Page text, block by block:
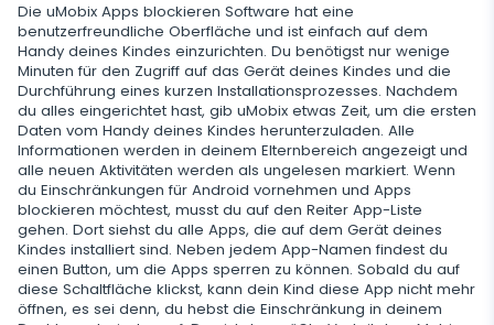
Anrufe Blockieren
Zusätzliche App für Eltern
Datenspeicherung regulieren
Die uMobix Apps blockieren Software hat eine
benutzerfreundliche Oberfläche und ist einfach auf dem
Handy deines Kindes einzurichten. Du benötigst nur wenige
Minuten für den Zugriff auf das Gerät deines Kindes und die
Durchführung eines kurzen Installationsprozesses. Nachdem
du alles eingerichtet hast, gib uMobix etwas Zeit, um die ersten
Daten vom Handy deines Kindes herunterzuladen. Alle
Informationen werden in deinem Elternbereich angezeigt und
alle neuen Aktivitäten werden als ungelesen markiert. Wenn
du Einschränkungen für Android vornehmen und Apps
blockieren möchtest, musst du auf den Reiter App-Liste
gehen. Dort siehst du alle Apps, die auf dem Gerät deines
Kindes installiert sind. Neben jedem App-Namen findest du
einen Button, um die Apps sperren zu können. Sobald du auf
diese Schaltfläche klickst, kann dein Kind diese App nicht mehr
öffnen, es sei denn, du hebst die Einschränkung in deinem